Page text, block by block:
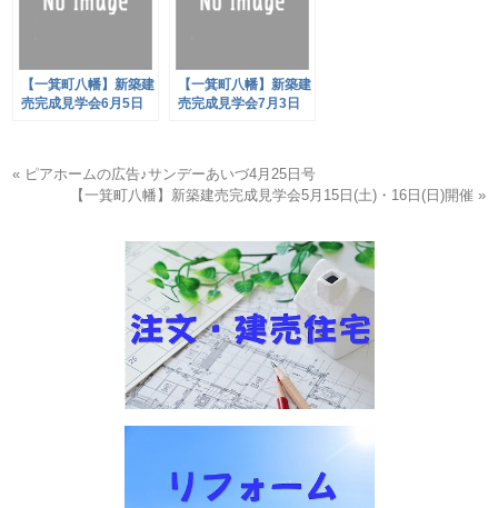
【一箕町八幡】新築建
売完成見学会6月5日
【一箕町八幡】新築建
売完成見学会7月3日
« ピアホームの広告♪サンデーあいづ4月25日号
【一箕町八幡】新築建売完成見学会5月15日(土)・16日(日)開催 »